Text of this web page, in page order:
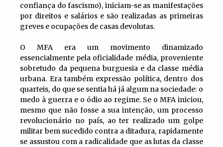
confiança do fascismo), iniciam-se as manifestações
por direitos e salários e são realizadas as primeiras
greves e ocupações de casas devolutas.
O MFA era um movimento dinamizado
essencialmente pela oficialidade média, proveniente
sobretudo da pequena burguesia e da classe média
urbana. Era também expressão política, dentro dos
quarteis, do que se sentia há já algum na sociedade: o
medo à guerra e o ódio ao regime. Se o MFA iniciou,
mesmo que não fosse a sua intenção, um processo
revolucionário no país, ao ter realizado um golpe
militar bem sucedido contra a ditadura, rapidamente
se assustou com a radicalidade que as lutas da classe